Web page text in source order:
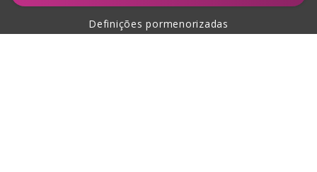
Definições pormenorizadas